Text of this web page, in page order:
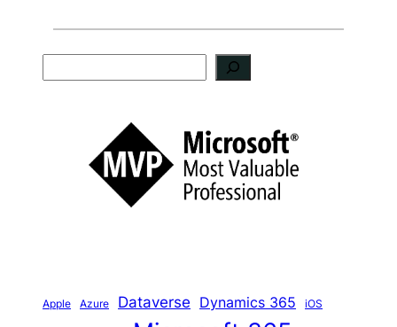
Apple Azure Dataverse Dynamics 365 iOS